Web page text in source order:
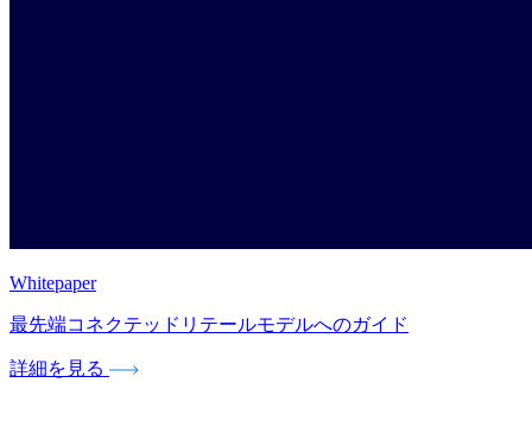
Whitepaper
最先端コネクテッドリテールモデルへのガイド
詳細を見る